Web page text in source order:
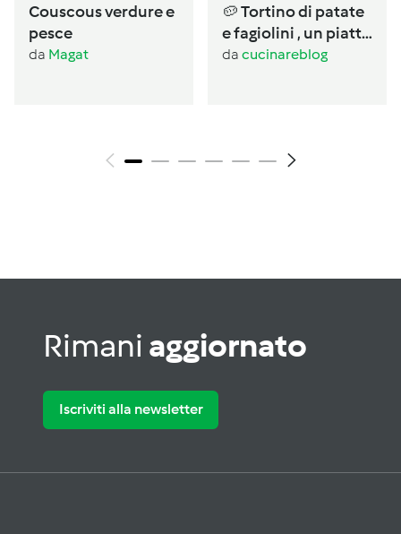
Couscous verdure e
pesce
da Magat
🥔 Tortino di patate
e fagiolini , un piatto
completo salvacena
da cucinareblog
Rimani aggiornato
Iscriviti alla newsletter